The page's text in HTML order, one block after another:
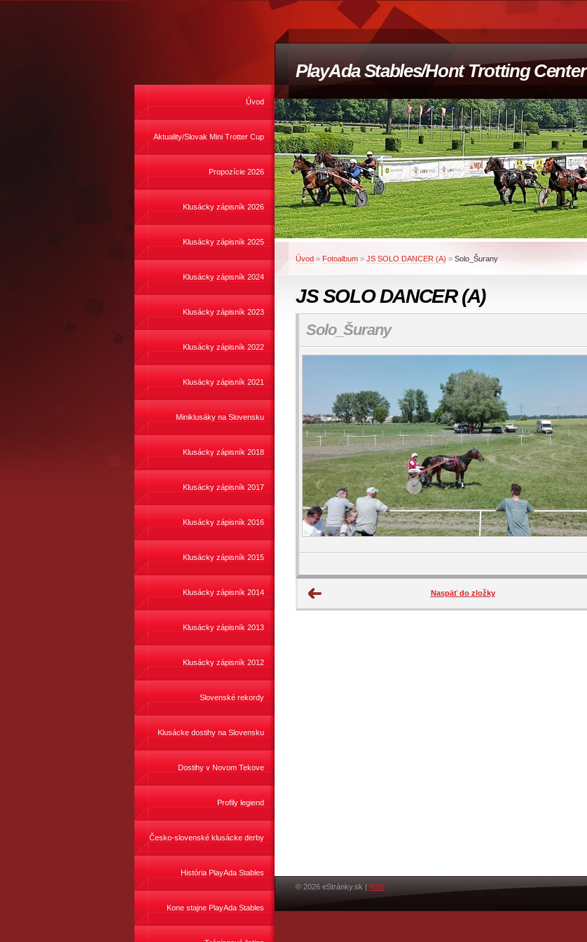
PlayAda Stables/Hont Trotting Center
Úvod
Aktuality/Slovak Mini Trotter Cup
Propozície 2026
Klusácky zápisník 2026
Klusácky zápisník 2025
Klusácky zápisník 2024
Klusácky zápisník 2023
Klusácky zápisník 2022
Klusácky zápisník 2021
Miniklusáky na Slovensku
Klusácky zápisník 2018
Klusácky zápisník 2017
Klusácky zápisník 2016
Klusácky zápisník 2015
Klusácky zápisník 2014
Klusácky zápisník 2013
Klusácky zápisník 2012
Slovenské rekordy
Klusácke dostihy na Slovensku
Dostihy v Novom Tekove
Profily legiend
Česko-slovenské klusácke derby
História PlayAda Stables
Kone stajne PlayAda Stables
Úvod » Fotoalbum » JS SOLO DANCER (A) » Solo_Šurany
JS SOLO DANCER (A)
Solo_Šurany
Naspäť do zložky
© 2026 eStránky.sk RSS